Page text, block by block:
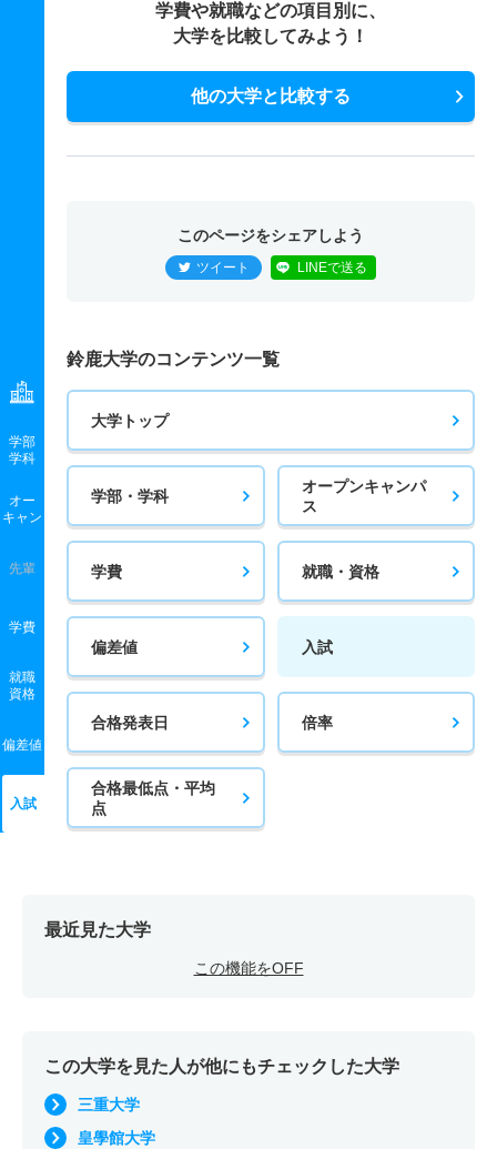
学部
学科
オー
キャン
先輩
学費
就職
資格
偏差値
入試
学費や就職などの項目別に、
大学を比較してみよう！
他の大学と比較する
このページをシェアしよう
ツイート LINEで送る
鈴鹿大学のコンテンツ一覧
大学トップ
学部・学科
オープンキャンパ
ス
学費 就職・資格
偏差値 入試
合格発表日 倍率
合格最低点・平均
点
最近見た大学
この機能をOFF
この大学を見た人が他にもチェックした大学
三重大学
皇學館大学